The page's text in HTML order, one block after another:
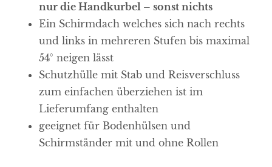
nur die Handkurbel – sonst nichts
Ein Schirmdach welches sich nach rechts
und links in mehreren Stufen bis maximal
54° neigen lässt
Schutzhülle mit Stab und Reisverschluss
zum einfachen überziehen ist im
Lieferumfang enthalten
geeignet für Bodenhülsen und
Schirmständer mit und ohne Rollen